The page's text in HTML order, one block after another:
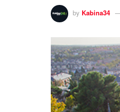
by Kabina34